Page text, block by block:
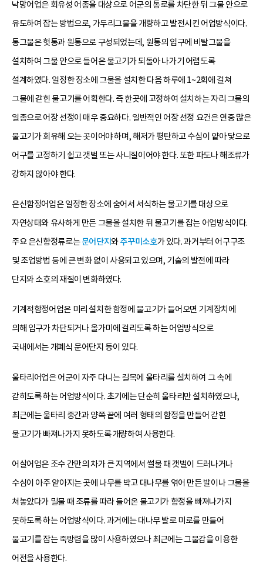
낙망어업은 회유성 어종을 대상으로 어군의 통로를 차단한 뒤 그물 안으로
유도하여 잡는 방법으로, 가두리그물을 개량하고 발전시킨 어업방식이다.
통그물은 헛통과 원통으로 구성되었는데, 원통의 입구에 비탈그물을
설치하여 그물 안으로 들어온 물고기가 되돌아 나가기 어렵도록
설계하였다. 일정한 장소에 그물을 설치한 다음 하루에 1~2회에 걸쳐
그물에 갇힌 물고기를 어획한다. 즉 한곳에 고정하여 설치하는 자리 그물의
일종으로 어장 선정이 매우 중요하다. 일반적인 어장 선정 요건은 연중 많은
물고기가 회유해 오는 곳이어야 하며, 해저가 평탄하고 수심이 얕아 닻으로
어구를 고정하기 쉽고 갯벌 또는 사니질이어야 한다. 또한 파도나 해조류가
강하지 않아야 한다.
은신함정어업은 일정한 장소에 숨어서 서식하는 물고기를 대상으로
자연상태와 유사하게 만든 그물을 설치한 뒤 물고기를 잡는 어업방식이다.
주요 은신함정류로는문어단지와주꾸미소호가 있다. 과거부터 어구구조
및 조업방법 등에 큰 변화 없이 사용되고 있으며, 기술의 발전에 따라
단지와 소호의 재질이 변화하였다.
기계적함정어업은 미리 설치한 함정에 물고기가 들어오면 기계장치에
의해 입구가 차단되거나 올가미에 걸리도록 하는 어업방식으로
국내에서는 개폐식 문어단지 등이 있다.
울타리어업은 어군이 자주 다니는 길목에 울타리를 설치하여 그 속에
갇히도록 하는 어업방식이다. 초기에는 단순히 울타리만 설치하였으나,
최근에는 울타리 중간과 양쪽 끝에 여러 형태의 함정을 만들어 갇힌
물고기가 빠져나가지 못하도록 개량하여 사용한다.
어살어업은 조수 간만의 차가 큰 지역에서 썰물 때 갯벌이 드러나거나
수심이 아주 얕아지는 곳에 나무를 박고 대나무를 엮어 만든 발이나 그물을
쳐놓았다가 밀물 때 조류를 따라 들어온 물고기가 함정을 빠져나가지
못하도록 하는 어업방식이다. 과거에는 대나무 발로 미로를 만들어
물고기를 잡는 죽방렴을 많이 사용하였으나 최근에는 그물감을 이용한
어전을 사용한다.